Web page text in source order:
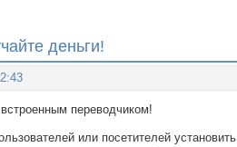
деньги!
переводчиком!
или посетителей